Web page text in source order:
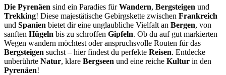
Die Pyrenäen sind ein Paradies fürWandern, Bergsteigen und
Trekking! Diese majestätische Gebirgskette zwischen Frankreich
und Spanien bietet dir eine unglaubliche Vielfalt an Bergen, von
sanften Hügeln bis zu schroffen Gipfeln. Ob du auf gut markierten
Wegen wandern möchtest oder anspruchsvolle Routen für das
Bergsteigen suchst – hier findest du perfekte Reisen. Entdecke
unberührte Natur, klare Bergseen und eine reiche Kultur in den
Pyrenäen!